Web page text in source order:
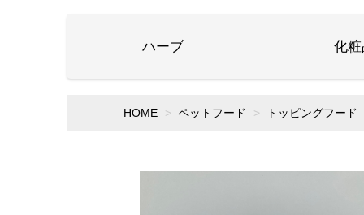
ハーブ 化粧
HOME ペットフード トッピングフード